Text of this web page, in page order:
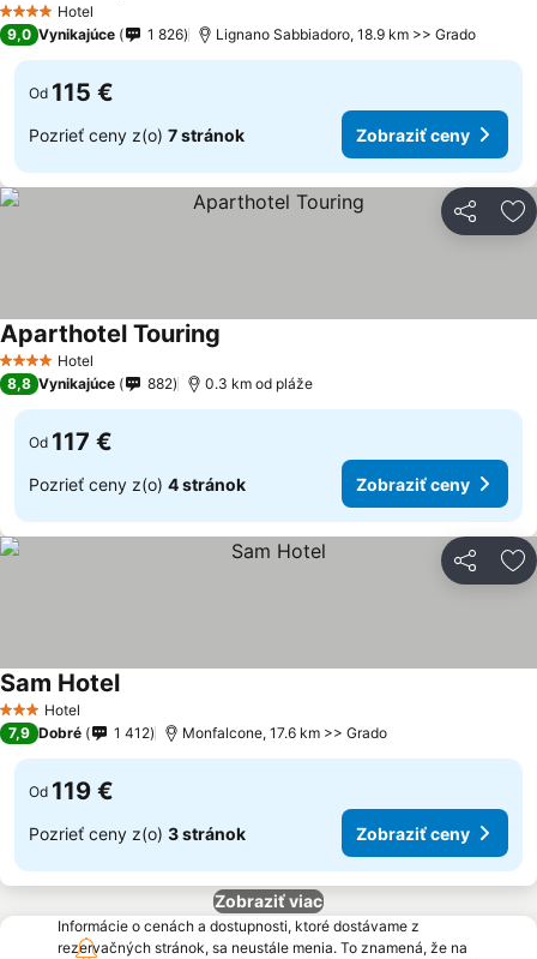
4 Počet hviezdičiek
Hotel
9,0 Vynikajúce 1 826 Lignano Sabbiadoro, 18.9 km >> Grado
Od 115 €
Pozrieť ceny z(o) 7 stránok Zobraziť ceny
Zdieľať
4 Počet hviezdičiek
Hotel
Aparthotel Touring
8,8 Vynikajúce 882 0.3 km od pláže
Od 117 €
Pozrieť ceny z(o) 4 stránok Zobraziť ceny
Zdieľať
3 Počet hviezdičiek
Hotel
Sam Hotel
7,9 Dobré 1 412 Monfalcone, 17.6 km >> Grado
Od 119 €
Pozrieť ceny z(o) 3 stránok Zobraziť ceny
Zobraziť viac
Informácie o cenách a dostupnosti, ktoré dostávame z
rezervačných stránok, sa neustále menia. To znamená, že na